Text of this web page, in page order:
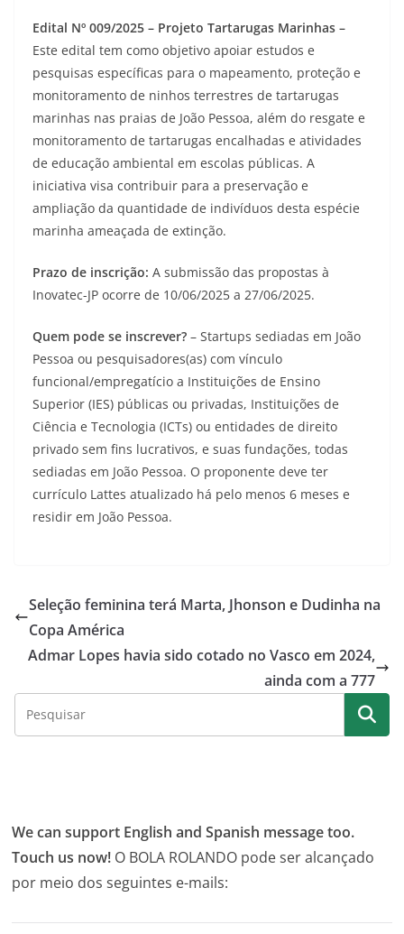
Edital Nº 009/2025 – Projeto Tartarugas Marinhas –
Este edital tem como objetivo apoiar estudos e
pesquisas específicas para o mapeamento, proteção e
monitoramento de ninhos terrestres de tartarugas
marinhas nas praias de João Pessoa, além do resgate e
monitoramento de tartarugas encalhadas e atividades
de educação ambiental em escolas públicas. A
iniciativa visa contribuir para a preservação e
ampliação da quantidade de indivíduos desta espécie
marinha ameaçada de extinção.
Prazo de inscrição: A submissão das propostas à
Inovatec-JP ocorre de 10/06/2025 a 27/06/2025.
Quem pode se inscrever? – Startups sediadas em João
Pessoa ou pesquisadores(as) com vínculo
funcional/empregatício a Instituições de Ensino
Superior (IES) públicas ou privadas, Instituições de
Ciência e Tecnologia (ICTs) ou entidades de direito
privado sem fins lucrativos, e suas fundações, todas
sediadas em João Pessoa. O proponente deve ter
currículo Lattes atualizado há pelo menos 6 meses e
residir em João Pessoa.
Seleção feminina terá Marta, Jhonson e Dudinha na
Copa América
Admar Lopes havia sido cotado no Vasco em 2024,
ainda com a 777
We can support English and Spanish message too.
Touch us now! O BOLA ROLANDO pode ser alcançado
por meio dos seguintes e-mails: